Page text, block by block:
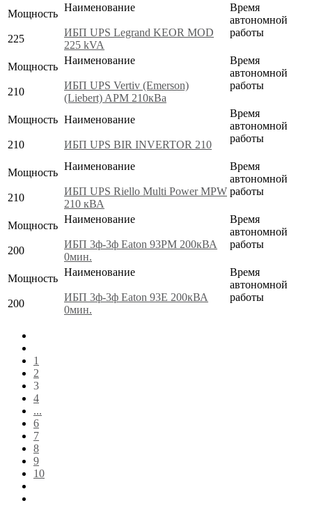
Мощность
225
Наименование
ИБП UPS Legrand KEOR MOD
225 kVA
Время
автономной
работы
Мощность
210
Наименование
ИБП UPS Vertiv (Emerson)
(Liebert) APM 210кВа
Время
автономной
работы
Мощность
210
Наименование
ИБП UPS BIR INVERTOR 210
Время
автономной
работы
Мощность
210
Наименование
ИБП UPS Riello Multi Power MPW
210 кВА
Время
автономной
работы
Мощность
200
Наименование
ИБП 3ф-3ф Eaton 93PM 200кВА
0мин.
Время
автономной
работы
Мощность
200
Наименование
ИБП 3ф-3ф Eaton 93E 200кВА
0мин.
Время
автономной
работы
1
2
3
4
...
6
7
8
9
10